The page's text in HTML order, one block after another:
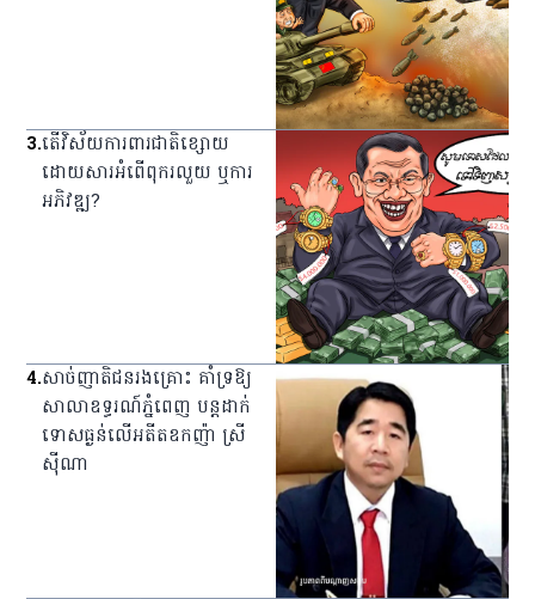
3.តើវិស័យការពារជាតិខ្សោយ
ដោយសារអំពើពុករលួយ ឬការ
អភិវឌ្ឍ?
4.សាច់ញាតិជនរងគ្រោះ គាំទ្រឱ្យ
សាលាឧទ្ធរណ៍ភ្នំពេញ បន្តដាក់
ទោសធ្ងន់លើអតីត​ឧកញ៉ា ស្រី
ស៊ីណា